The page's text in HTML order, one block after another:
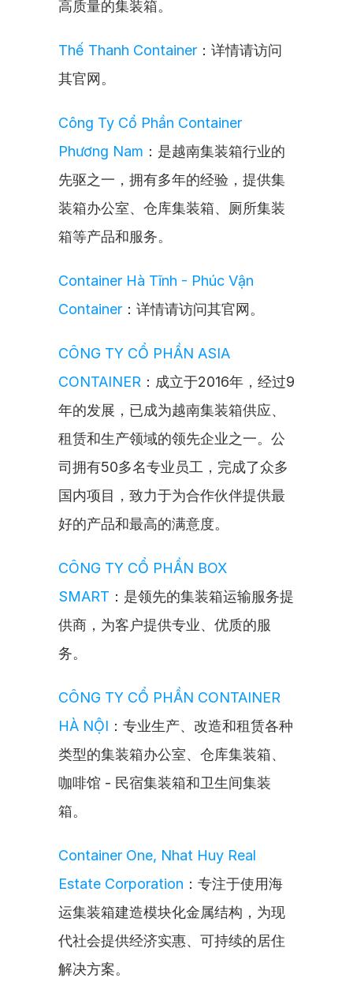
高质量的集装箱。
Thế Thanh Container ：详情请访问
其官网。
Công Ty Cổ Phần Container
Phương Nam ：是越南集装箱行业的
先驱之一，拥有多年的经验，提供集
装箱办公室、仓库集装箱、厕所集装
箱等产品和服务。
Container Hà Tĩnh - Phúc Vận
Container ：详情请访问其官网。
CÔNG TY CỔ PHẦN ASIA
CONTAINER ：成立于2016年，经过9
年的发展，已成为越南集装箱供应、
租赁和生产领域的领先企业之一。公
司拥有50多名专业员工，完成了众多
国内项目，致力于为合作伙伴提供最
好的产品和最高的满意度。
CÔNG TY CỔ PHẦN BOX
SMART ：是领先的集装箱运输服务提
供商，为客户提供专业、优质的服
务。
CÔNG TY CỔ PHẦN CONTAINER
HÀ NỘI ：专业生产、改造和租赁各种
类型的集装箱办公室、仓库集装箱、
咖啡馆 - 民宿集装箱和卫生间集装
箱。
Container One, Nhat Huy Real
Estate Corporation ：专注于使用海
运集装箱建造模块化金属结构，为现
代社会提供经济实惠、可持续的居住
解决方案。